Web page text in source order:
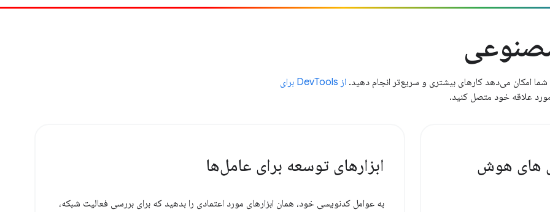
از DevTools برای
های هوش ابزارهای توسعه برای عامل‌ها
به عوامل کدنویسی خود، همان ابزارهای مورد اعتمادی را بدهید که برای بررسی فعالیت شبکه،